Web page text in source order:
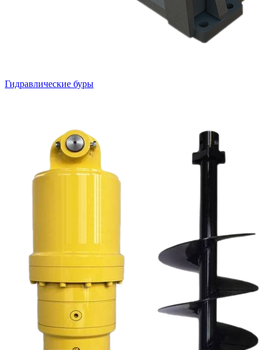
Гидравлические буры